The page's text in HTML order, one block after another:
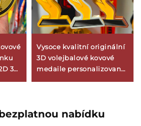
3D
Vysoce kvalitní originální
3D volejbalové kovové
medaile personalizované
nabídku